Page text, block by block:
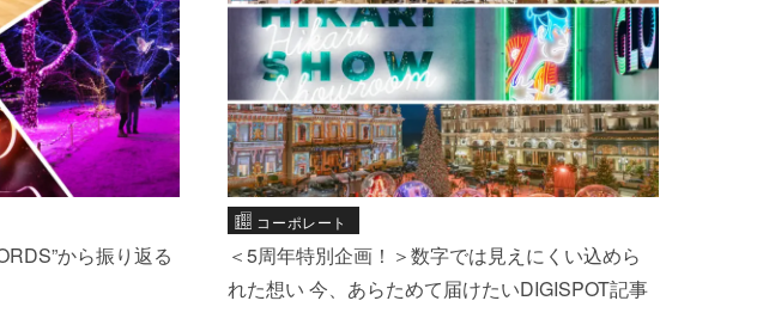
から振り返る
コーポレート
＜5周年特別企画！＞数字では見えにくい込めら
れた想い 今、あらためて届けたいDIGISPOT記事